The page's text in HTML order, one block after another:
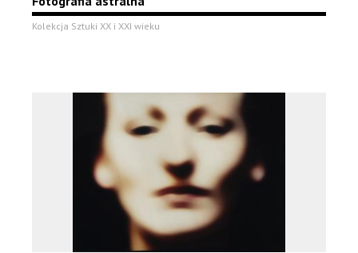
Kolekcja Sztuki XX i XXI wieku